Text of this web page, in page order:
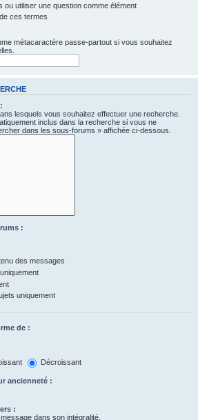
ou utiliser une question comme élément
ces termes
métacaractère passe-partout si vous souhaitez
lesquels vous souhaitez effectuer une recherche.
inclus dans la recherche si vous ne
dans les sous-forums » affichée ci-dessous.
:
des messages
uniquement
de :
Décroissant
ancienneté :
:
dans son intégralité.